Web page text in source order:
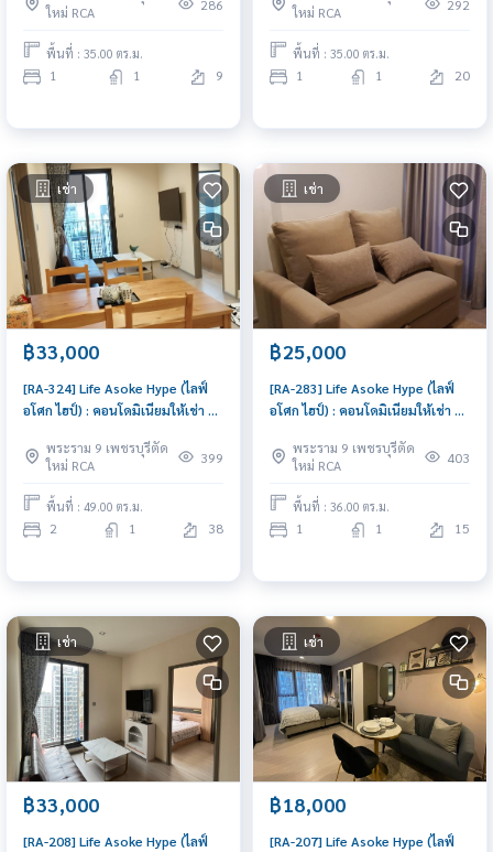
ใหม่ RCA
286
พื้นที่ : 35.00 ตร.ม.
1 1 9
ใหม่ RCA
292
พื้นที่ : 35.00 ตร.ม.
1 1 20
เช่า
฿33,000
[RA-324] Life Asoke Hype (ไลฟ์
อโศก ไฮป์) : คอนโดมิเนียมให้เช่า 2
อยู่ทันที นัดดูห้องได้เลย
พระราม 9 เพชรบุรีตัด
ใหม่ RCA
399
พื้นที่ : 49.00 ตร.ม.
2 1 38
เช่า
฿25,000
[RA-283] Life Asoke Hype (ไลฟ์
อโศก ไฮป์) : คอนโดมิเนียมให้เช่า 1
ห้องพร้อมอยู่
พระราม 9 เพชรบุรีตัด
ใหม่ RCA
403
พื้นที่ : 36.00 ตร.ม.
1 1 15
เช่า
฿33,000
[RA-208] Life Asoke Hype (ไลฟ์
เช่า
฿18,000
[RA-207] Life Asoke Hype (ไลฟ์